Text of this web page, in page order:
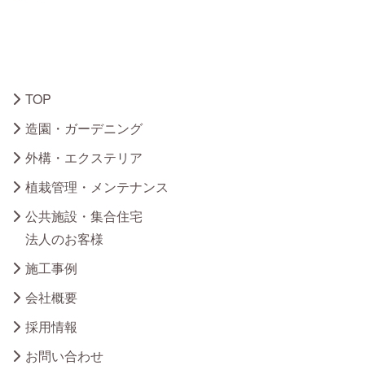
TOP
造園・ガーデニング
外構・エクステリア
植栽管理・メンテナンス
公共施設・集合住宅
法人のお客様
施工事例
会社概要
採用情報
お問い合わせ